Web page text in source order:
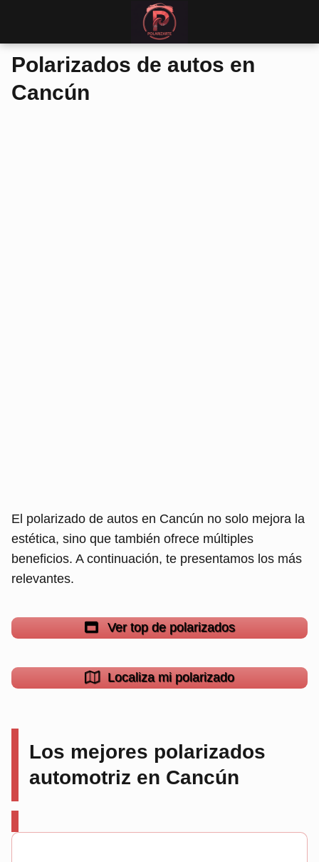
Polarizados de autos en
Cancún
El polarizado de autos en Cancún no solo mejora la
estética, sino que también ofrece múltiples
beneficios. A continuación, te presentamos los más
relevantes.
Ver top de polarizados
Localiza mi polarizado
Los mejores polarizados
automotriz en Cancún